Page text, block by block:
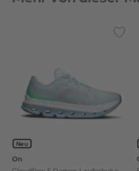
Neu
On